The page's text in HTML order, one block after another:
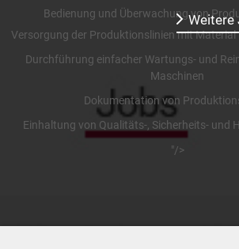
Bedienung und Überwachung von
Versorgung der Produktionslinien mit
Durchführung einfacher Wartungs- und
Maschinen
Dokumentation von
Einhaltung von Qualitäts-, Sicherheits- und
"/>
Weitere